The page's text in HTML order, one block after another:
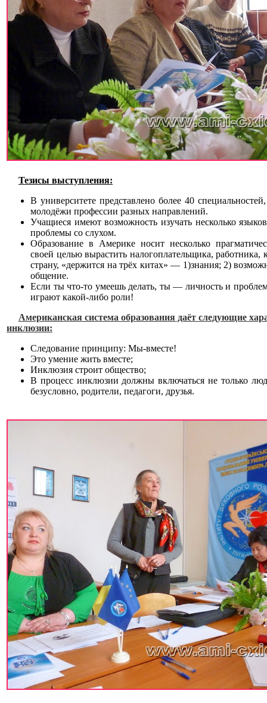
Тезисы выступления:
В университете представлено более 40
молодёжи профессии разных направлений.
Учащиеся имеют возможность изучать несколько
проблемы со слухом.
Образование в Америке носит несколько
своей целью вырастить налогоплательщика, работника,
страну, «держится на трёх китах» — 1)знания; 2)
общение.
Если ты что-то умеешь делать, ты — личность и
играют какой-либо роли!
Американская система образования даёт следующие
инклюзии:
Следование принципу: Мы-вместе!
Это умение жить вместе;
Инклюзия строит общество;
В процесс инклюзии должны включаться не только
безусловно, родители, педагоги, друзья.